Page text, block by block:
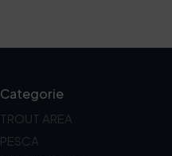
Categorie
TROUT AREA
PESCA